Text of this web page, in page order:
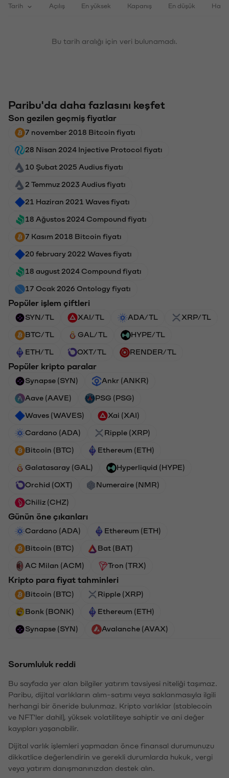
Tarih Açılış En yüksek Kapanış En düşük
Bu tarih aralığı için veri bulunamadı.
Paribu'da daha fazlasını keşfet
Son gezilen geçmiş fiyatlar
7 november 2018 Bitcoin fiyatı
28 Nisan 2024 Injective Protocol fiyatı
10 Şubat 2025 Audius fiyatı
2 Temmuz 2023 Audius fiyatı
21 Haziran 2021 Waves fiyatı
18 Ağustos 2024 Compound fiyatı
7 Kasım 2018 Bitcoin fiyatı
20 february 2022 Waves fiyatı
18 august 2024 Compound fiyatı
17 Ocak 2026 Ontology fiyatı
Popüler işlem çiftleri
SYN/TL XAI/TL ADA/TL XRP/TL
BTC/TL GAL/TL HYPE/TL
ETH/TL OXT/TL RENDER/TL
Popüler kripto paralar
Synapse (SYN) Ankr (ANKR)
Aave (AAVE) PSG (PSG)
Waves (WAVES) Xai (XAI)
Cardano (ADA) Ripple (XRP)
Bitcoin (BTC) Ethereum (ETH)
Galatasaray (GAL) Hyperliquid (HYPE)
Orchid (OXT) Numeraire (NMR)
Chiliz (CHZ)
Günün öne çıkanları
Cardano (ADA) Ethereum (ETH)
Bitcoin (BTC) Bat (BAT)
AC Milan (ACM) Tron (TRX)
Kripto para fiyat tahminleri
Bitcoin (BTC) Ripple (XRP)
Bonk (BONK) Ethereum (ETH)
Synapse (SYN) Avalanche (AVAX)
Sorumluluk reddi
Bu sayfada yer alan bilgiler yatırım tavsiyesi niteliği taşımaz.
Paribu, dijital varlıkların alım-satımı veya saklanmasıyla ilgili
herhangi bir öneride bulunmaz. Kripto varlıklar (stablecoin
ve NFT'ler dahil), yüksek volatiliteye sahiptir ve ani değer
kayıpları yaşanabilir.
Dijital varlık işlemleri yapmadan önce finansal durumunuzu
dikkatlice değerlendirin ve gerekli durumlarda hukuk, vergi
veya yatırım danışmanınızdan destek alın.